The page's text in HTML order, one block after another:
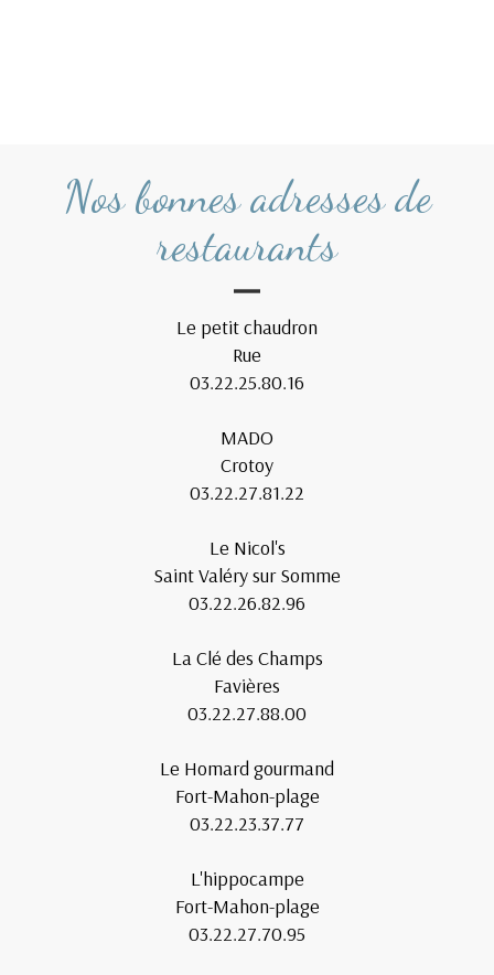
Nos bonnes adresses de
restaurants
Le petit chaudron
Rue
03.22.25.80.16
MADO
Crotoy
03.22.27.81.22
Le Nicol's
Saint Valéry sur Somme
03.22.26.82.96
La Clé des Champs
Favières
03.22.27.88.00
Le Homard gourmand
Fort-Mahon-plage
03.22.23.37.77
L'hippocampe
Fort-Mahon-plage
03.22.27.70.95